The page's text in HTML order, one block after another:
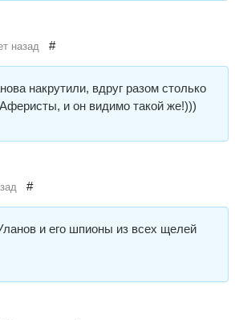
назад #
накрутили, вдруг разом столько
и он видимо такой же!)))
#
и его шпионы из всех щелей